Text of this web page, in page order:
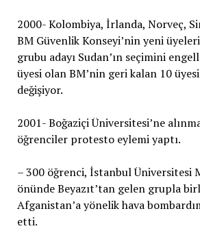
2000- Kolombiya, İrlanda, Norveç,
BM Güvenlik Konseyi’nin yeni
grubu adayı Sudan’ın seçimini
üyesi olan BM’nin geri kalan 10
değişiyor.
2001- Boğaziçi Üniversitesi’ne
öğrenciler protesto eylemi yaptı.
– 300 öğrenci, İstanbul Üniversitesi
önünde Beyazıt’tan gelen grupla
Afganistan’a yönelik hava
etti.